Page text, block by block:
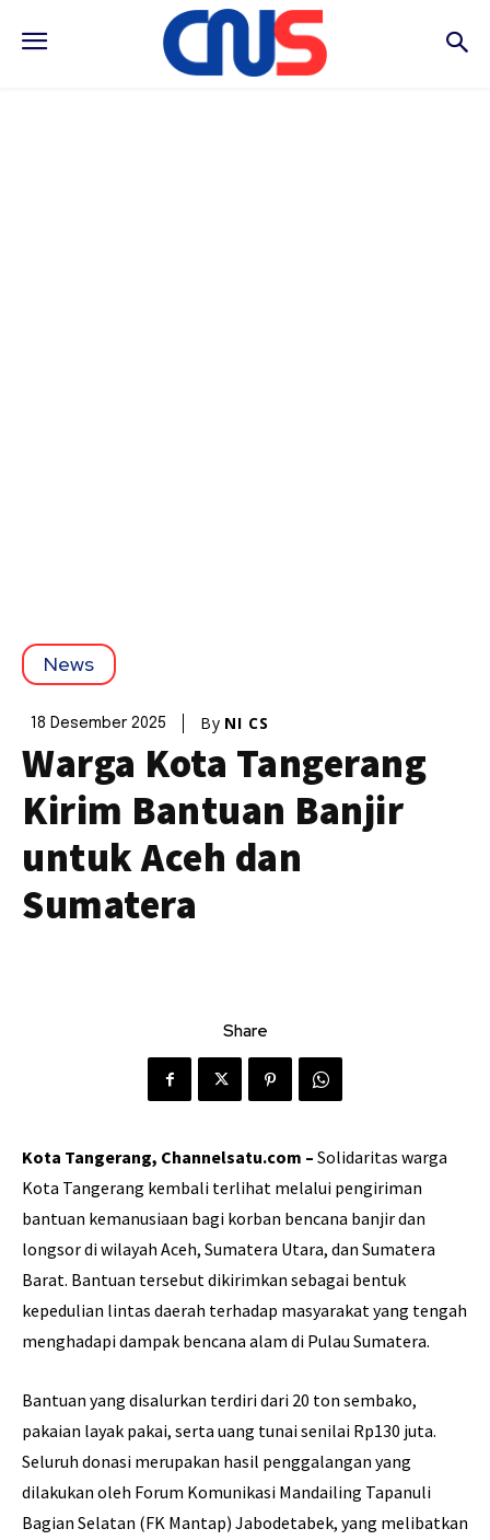
News
18 Desember 2025 By NI CS
Warga Kota Tangerang
Kirim Bantuan Banjir
untuk Aceh dan
Sumatera
Share
Kota Tangerang, Channelsatu.com – Solidaritas warga
Kota Tangerang kembali terlihat melalui pengiriman
bantuan kemanusiaan bagi korban bencana banjir dan
longsor di wilayah Aceh, Sumatera Utara, dan Sumatera
Barat. Bantuan tersebut dikirimkan sebagai bentuk
kepedulian lintas daerah terhadap masyarakat yang tengah
menghadapi dampak bencana alam di Pulau Sumatera.
Bantuan yang disalurkan terdiri dari 20 ton sembako,
pakaian layak pakai, serta uang tunai senilai Rp130 juta.
Seluruh donasi merupakan hasil penggalangan yang
dilakukan oleh Forum Komunikasi Mandailing Tapanuli
Bagian Selatan (FK Mantap) Jabodetabek, yang melibatkan